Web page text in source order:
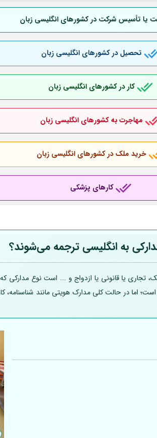
یا تأسیس شرکت در کشورهای انگلیسی زبان
تحصیل در کشورهای انگلیسی زبان
کار در کشورهای انگلیسی زبان
مهاجرت به کشورهای انگلیسی زبان
خرید ملک در کشورهای انگلیسی زبان
کارهای پزشکی
به انگلیسی ترجمه می‌شوند؟
یا قانونی یا ازدواج و ... است نوع مدارکی
است؛ اما در حالت کلی مدارک هویتی مانند